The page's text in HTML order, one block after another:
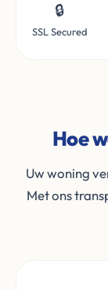
🔒
SSL Secured
Hoe
Uw woning
Met ons